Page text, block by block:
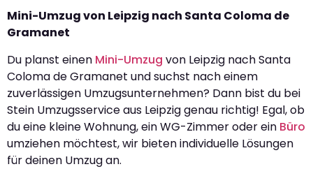
Mini-Umzug von Leipzig nach Santa Coloma de
Gramanet
Du planst einen Mini-Umzug von Leipzig nach Santa
Coloma de Gramanet und suchst nach einem
zuverlässigen Umzugsunternehmen? Dann bist du bei
Stein Umzugsservice aus Leipzig genau richtig! Egal, ob
du eine kleine Wohnung, ein WG-Zimmer oder ein Büro
umziehen möchtest, wir bieten individuelle Lösungen
für deinen Umzug an.